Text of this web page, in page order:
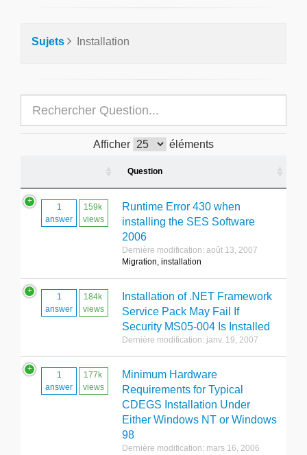
Sujets Installation
Afficher éléments
Question
1
answer
159k
views
Runtime Error 430 when
installing the SES Software
2006
Dernière modification: août 13, 2007
Migration, installation
1
answer
184k
views
Installation of .NET Framework
Service Pack May Fail If
Security MS05-004 Is Installed
Dernière modification: janv. 19, 2007
1
answer
177k
views
Minimum Hardware
Requirements for Typical
CDEGS Installation Under
Either Windows NT or Windows
98
Dernière modification: mars 16, 2006